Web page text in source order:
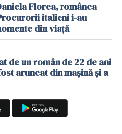
Florea, românca
italieni i-au
din viață
de un român de 22 de ani
aruncat din mașină și a